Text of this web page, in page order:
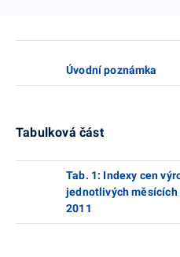
Úvodní poznámka
Tabulková část
Tab. 1: Indexy cen
jednotlivých měsících
2011